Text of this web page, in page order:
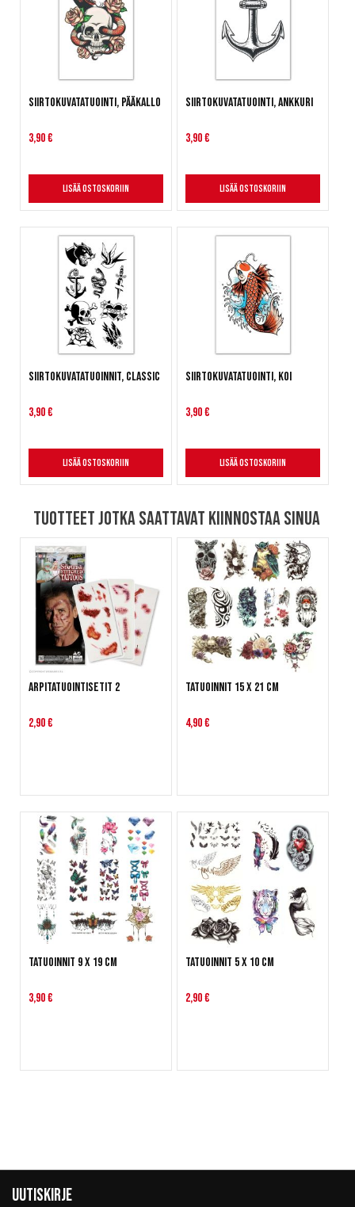
Siirtokuvatatuointi, pääkallo
3,90 €
Lisää ostoskoriin
Siirtokuvatatuointi, ankkuri
3,90 €
Lisää ostoskoriin
Siirtokuvatatuoinnit, classic
3,90 €
Lisää ostoskoriin
Siirtokuvatatuointi, koi
3,90 €
Lisää ostoskoriin
Tuotteet jotka saattavat kiinnostaa sinua
Arpitatuointisetit 2
2,90 €
Tatuoinnit 15 x 21 cm
4,90 €
Tatuoinnit 9 x 19 cm
3,90 €
Tatuoinnit 5 x 10 cm
2,90 €
Uutiskirje